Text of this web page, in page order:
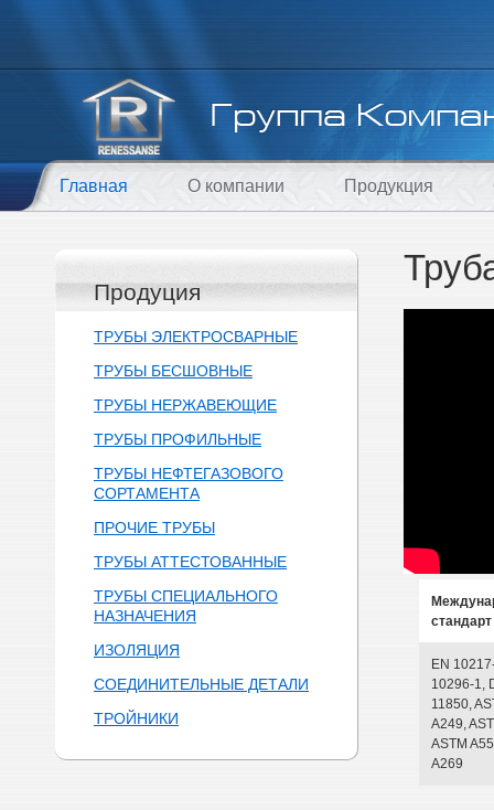
Главная О компании Продукция
Продуция
ТРУБЫ ЭЛЕКТРОСВАРНЫЕ
ТРУБЫ БЕСШОВНЫЕ
ТРУБЫ НЕРЖАВЕЮЩИЕ
ТРУБЫ ПРОФИЛЬНЫЕ
ТРУБЫ НЕФТЕГАЗОВОГО
СОРТАМЕНТА
ПРОЧИЕ ТРУБЫ
ТРУБЫ АТТЕСТОВАННЫЕ
ТРУБЫ СПЕЦИАЛЬНОГО
НАЗНАЧЕНИЯ
ИЗОЛЯЦИЯ
СОЕДИНИТЕЛЬНЫЕ ДЕТАЛИ
ТРОЙНИКИ
стандарт
EN
10296-1,
11850,
A249,
ASTM
A269